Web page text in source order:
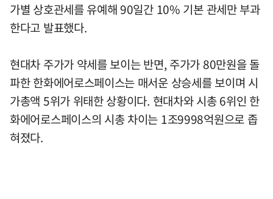
가별 상호관세를 유예해 90일간 10% 기본 관세만 부과
한다고 발표했다.
현대차 주가가 약세를 보이는 반면, 주가가 80만원을 돌
파한 한화에어로스페이스는 매서운 상승세를 보이며 시
가총액 5위가 위태한 상황이다. 현대차와 시총 6위인 한
화에어로스페이스의 시총 차이는 1조9998억원으로 좁
혀졌다.